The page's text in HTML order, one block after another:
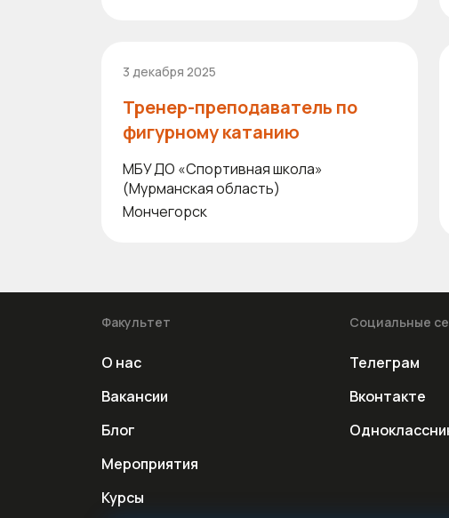
3 декабря 2025
Тренер-преподаватель по
фигурному катанию
МБУ ДО «Спортивная школа»
(Мурманская область)
Мончегорск
Факультет
О нас
Вакансии
Блог
Мероприятия
Курсы
Социальные
Телеграм
Вконтакте